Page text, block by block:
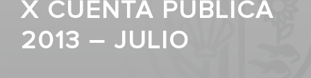
X CUENTA PUBLICA
2013 – JULIO